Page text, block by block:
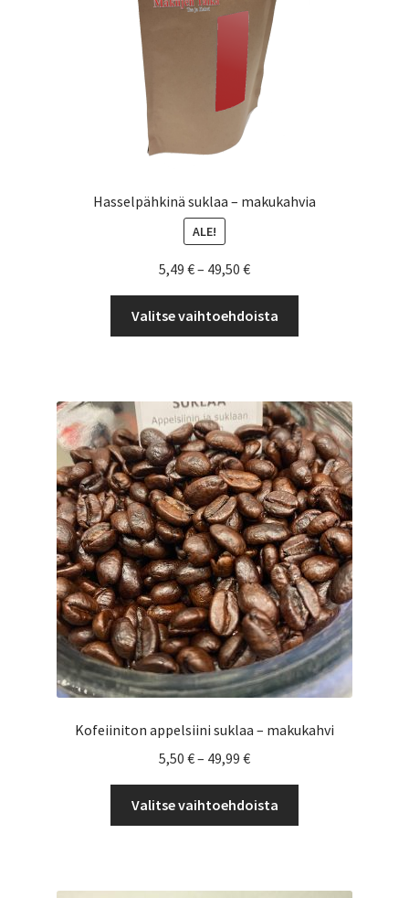
Hasselpähkinä suklaa – makukahvia
ALE!
5,49 €– 49,50 €Hintaluokka:
-
49,50 €
Valitse vaihtoehdoista
Voit
tehdä
valinnat
tuotteen
sivulla.
Kofeiiniton appelsiini suklaa – makukahvi
5,50 €– 49,99 €Hintaluokka:
-
49,99 €
Valitse vaihtoehdoista